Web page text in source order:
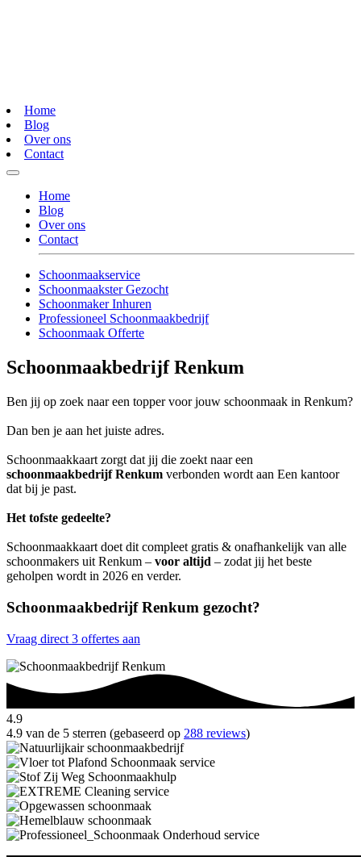
Home
Blog
Over ons
Contact
Home
Blog
Over ons
Contact
Schoonmaakservice
Schoonmaakster Gezocht
Schoonmaker Inhuren
Professioneel Schoonmaakbedrijf
Schoonmaak Offerte
Schoonmaakbedrijf Renkum
Ben jij op zoek naar een topper voor jouw schoonmaak in Renkum?
Dan ben je aan het juiste adres.
Schoonmaakkaart zorgt dat jij die zoekt naar een
schoonmaakbedrijf Renkum verbonden wordt aan Een kantoor
dat bij je past.
Het tofste gedeelte?
Schoonmaakkaart doet dit compleet gratis & onafhankelijk van alle
schoonmakers uit Renkum – voor altijd – zodat jij het beste
geholpen wordt in 2026 en verder.
Schoonmaakbedrijf Renkum gezocht?
Vraag direct 3 offertes aan
4.9
4.9 van de 5 sterren (gebaseerd op 288 reviews)